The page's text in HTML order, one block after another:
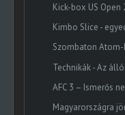
Kick-box US Open
Kimbo Slice -
Szombaton
Technikák - Az
AFC 3 – Ismerős
Magyarországra